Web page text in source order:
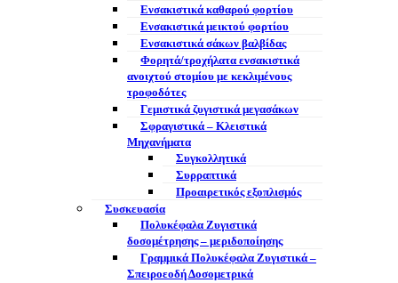
Ενσακιστικά καθαρού φορτίου
Ενσακιστικά μεικτού φορτίου
Eνσακιστικά σάκων βαλβίδας
Φορητά/τροχήλατα ενσακιστικά
ανοιχτού στομίου με κεκλιμένους
τροφοδότες
Γεμιστικά ζυγιστικά μεγασάκων
Σφραγιστικά – Κλειστικά
Μηχανήματα
Συγκολλητικά
Συρραπτικά
Προαιρετικός εξοπλισμός
Συσκευασία
Πολυκέφαλα Ζυγιστικά
δοσομέτρησης – μεριδοποίησης
Γραμμικά Πολυκέφαλα Ζυγιστικά –
Σπειροεοδή Δοσομετρικά